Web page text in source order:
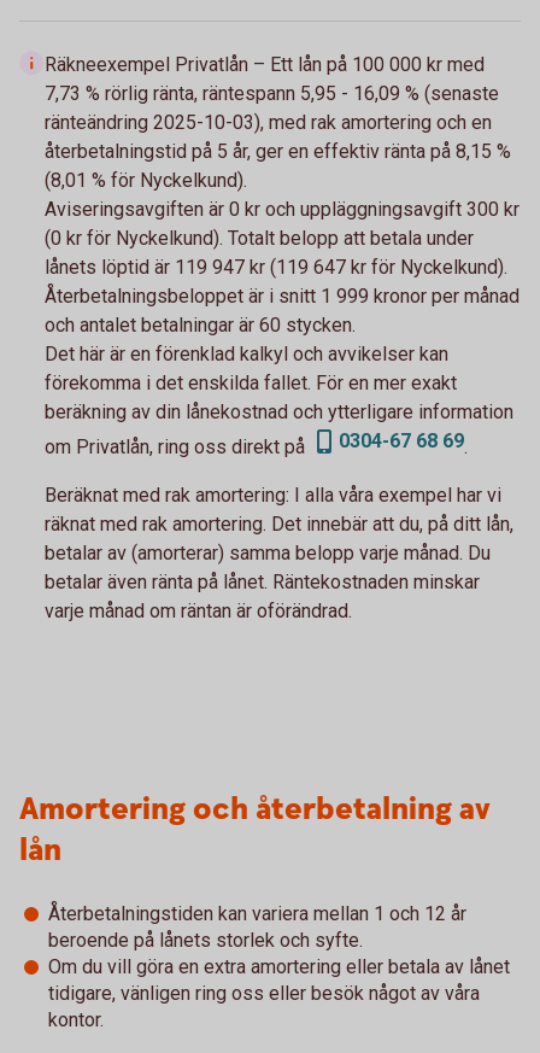
Räkneexempel Privatlån – Ett lån på 100 000 kr med
7,73 % rörlig ränta, räntespann 5,95 - 16,09 % (senaste
ränteändring 2025-10-03), med rak amortering och en
återbetalningstid på 5 år, ger en effektiv ränta på 8,15 %
(8,01 % för Nyckelkund).
Aviseringsavgiften är 0 kr och uppläggningsavgift 300 kr
(0 kr för Nyckelkund). Totalt belopp att betala under
lånets löptid är 119 947 kr (119 647 kr för Nyckelkund).
Återbetalningsbeloppet är i snitt 1 999 kronor per månad
och antalet betalningar är 60 stycken.
Det här är en förenklad kalkyl och avvikelser kan
förekomma i det enskilda fallet. För en mer exakt
beräkning av din lånekostnad och ytterligare information
om Privatlån, ring oss direkt på
0304-67 68 69.
Beräknat med rak amortering: I alla våra exempel har vi
räknat med rak amortering. Det innebär att du, på ditt lån,
betalar av (amorterar) samma belopp varje månad. Du
betalar även ränta på lånet. Räntekostnaden minskar
varje månad om räntan är oförändrad.
Amortering och återbetalning av
lån
Återbetalningstiden kan variera mellan 1 och 12 år
beroende på lånets storlek och syfte.
Om du vill göra en extra amortering eller betala av lånet
tidigare, vänligen ring oss eller besök något av våra
kontor.